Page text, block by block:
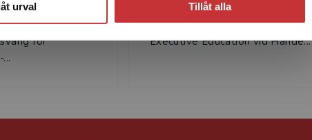
urval Tillåt alla
är
för
(www.gro.nu) samt samarbetar
med Högskolan Dalarna och
Executive Education vid Hande...